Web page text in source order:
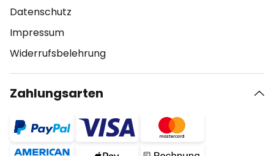
Datenschutz
Impressum
Widerrufsbelehrung
Zahlungsarten